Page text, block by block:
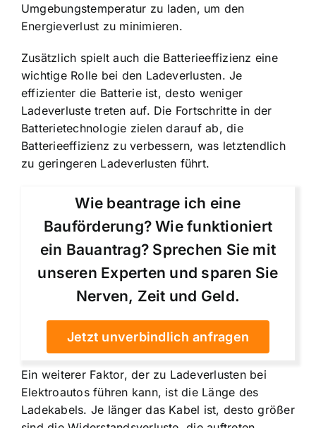
Umgebungstemperatur zu laden, um den
Energieverlust zu minimieren.
Zusätzlich spielt auch die Batterieeffizienz eine
wichtige Rolle bei den Ladeverlusten. Je
effizienter die Batterie ist, desto weniger
Ladeverluste treten auf. Die Fortschritte in der
Batterietechnologie zielen darauf ab, die
Batterieeffizienz zu verbessern, was letztendlich
zu geringeren Ladeverlusten führt.
Wie beantrage ich eine
Bauförderung? Wie funktioniert
ein Bauantrag? Sprechen Sie mit
unseren Experten und sparen Sie
Nerven, Zeit und Geld.
Jetzt unverbindlich anfragen
Ein weiterer Faktor, der zu Ladeverlusten bei
Elektroautos führen kann, ist die Länge des
Ladekabels. Je länger das Kabel ist, desto größer